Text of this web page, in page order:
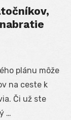
plánu môže
na ceste k
Či už ste
…